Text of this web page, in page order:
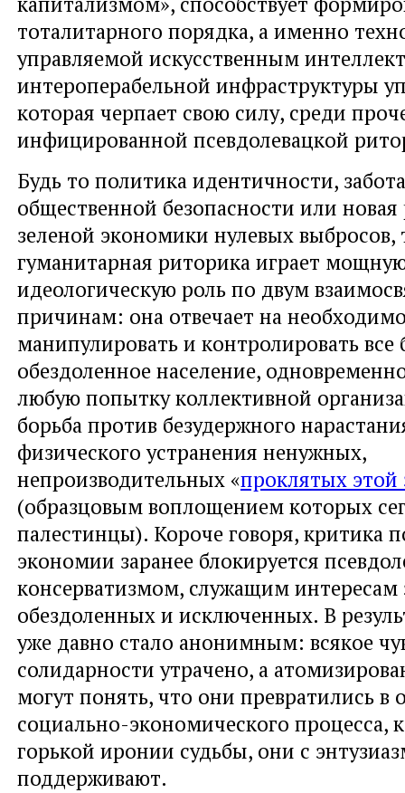
тоталитарного порядка, а именно
управляемой искусственным
интероперабельной инфраструктуры
которая черпает свою силу, среди
инфицированной псевдолевацкой
Будь то политика идентичности,
общественной безопасности или новая
зеленой экономики нулевых выбросов,
гуманитарная риторика играет
идеологическую роль по двум
причинам: она отвечает на
манипулировать и контролировать все
обездоленное население,
любую попытку коллективной
борьба против безудержного
физического устранения ненужных,
непроизводительных «проклятых этой
(образцовым воплощением которых
палестинцы). Короче говоря, критика
экономии заранее блокируется
консерватизмом, служащим интересам
обездоленных и исключенных. В
уже давно стало анонимным: всякое
солидарности утрачено, а
могут понять, что они превратились в
социально-экономического процесса,
горькой иронии судьбы, они с
поддерживают.